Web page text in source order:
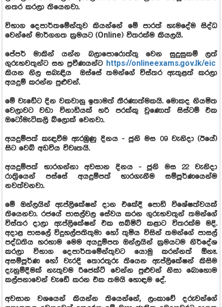
නතර කරලා තියෙනවා.
විභාග දෙපාර්තමේන්තුව කියන්නේ මේ පාරත් හැමදේම සිද්ධ
වෙන්නේ මාර්ගගත ක්‍රමයට (Online) විතරක්ම කියලයි.
පේපර් මාකින් යන්න බලාපොරොත්තු වෙන සුදුසුකම් ලත්
ගුරුභවතුන්ට සහ ප්‍රවීණයන්ට https://onlineexams.gov.lk/eic
කියන නිල සබැඳිය ඔස්සේ තමන්ගේ විස්තර ඇතුළත් කරලා
අයදුම් කරන්න පුළුවන්.
මේ වැඩේට දින වකවානු ඉතාමත් තීරණාත්මකයි. මොකද නියමිත
වෙලාවට වඩා විනාඩියක් හරි පරක්කු වුණොත් සිස්ටම් එක
ඔටෝමැටිකලි බ්ලොක් වෙනවා.
අයදුම්පත් කැඳවීම ඇරඹුණු දිනය - ජූනි මස 09 වැනිදා (ඊයේ)
සිට වෙබ් අඩවිය විවෘතයි.
අයදුම්පත් භාරගන්නා අවසාන දිනය - ජූනි මස 22 වැනිදා
රාත්‍රියෙන් පස්සේ අයදුම්පත් භාරගැනීම සම්පූර්ණයෙන්ම
නවත්වනවා.
මේ ඔන්ලයින් ඇප්ලිකේෂන් දාන එකේදී පොඩි විශේෂත්වයක්
තියෙනවා. රජයේ පාසල්වල සේවය කරන ගුරුභවතුන් තමන්ගේ
විස්තර දාලා ඇප්ලිකේෂන් එක සබ්මිට් කළාට විතරක්ම මදි.
අදාළ පාසලේ විදුහල්පතිතුමා හෝ තුමිය විසින් තමන්ගේ පාසල්
පද්ධතිය හරහාම මෙම අයදුම්පත ඔන්ලයින් ක්‍රමයටම නිර්දේශ
කරලා විභාග දෙපාර්තමේන්තුවට යොමු කරන්නත් ඕනෑ.
අසම්පූර්ණ හෝ වැරදි තොරතුරු තියෙන ඇප්ලිකේෂන් කිසිම
දැනුම්දීමක් නැතුවම රිජෙක්ට් වෙන්න පුළුවන් නිසා බොහොම
කල්පනාවෙන් වැඩේ කරන එක තමයි හොඳම දේ.
අවසාන වශයෙන් කියන්න තියෙන්නේ, ලංකාවේ දරුවන්ගේ